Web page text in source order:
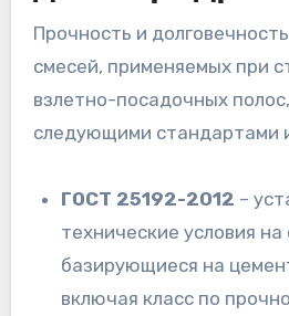
Прочность и
смесей, применяемых при
взлетно-посадочных
следующими стандартами
ГОСТ 25192-2012 –
технические условия
базирующиеся на
включая класс по